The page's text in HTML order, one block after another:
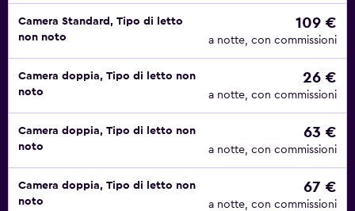
Camera Standard, Tipo di letto
non noto
109 €
a notte, con commissioni
Camera doppia, Tipo di letto non
noto
26 €
a notte, con commissioni
Camera doppia, Tipo di letto non
noto
63 €
a notte, con commissioni
Camera doppia, Tipo di letto non
noto
67 €
a notte, con commissioni